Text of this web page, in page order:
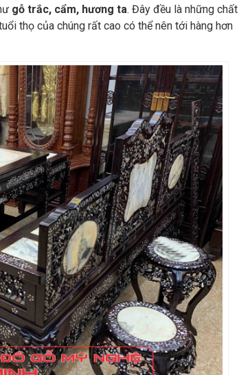
gỗ trắc, cẩm, hương ta. Đây đều là những chất
thọ của chúng rất cao có thể nên tới hàng hơn